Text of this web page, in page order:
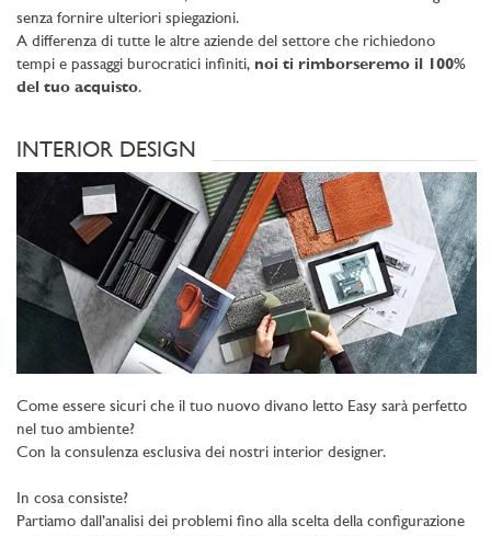
senza fornire ulteriori spiegazioni.
A differenza di tutte le altre aziende del settore che richiedono
tempi e passaggi burocratici infiniti, noi ti rimborseremo il 100%
del tuo acquisto.
INTERIOR DESIGN
Come essere sicuri che il tuo nuovo divano letto Easy sarà perfetto
nel tuo ambiente?
Con la consulenza esclusiva dei nostri interior designer.
In cosa consiste?
Partiamo dall’analisi dei problemi fino alla scelta della configurazione